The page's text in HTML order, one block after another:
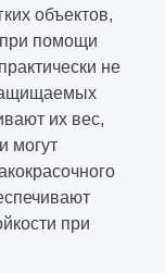
объектов,
при помощи
не
их вес,
могут
при